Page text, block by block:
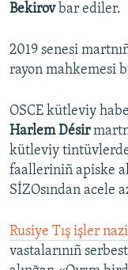
Bekirovbar ediler.
2019 senesi
rayon mahkemesi
OSCE kütleviy
Harlem Désir
kütleviy
faalleriniñ apiske
SİZOsından acele
Rusiye Tış işler
vastalarınıñ